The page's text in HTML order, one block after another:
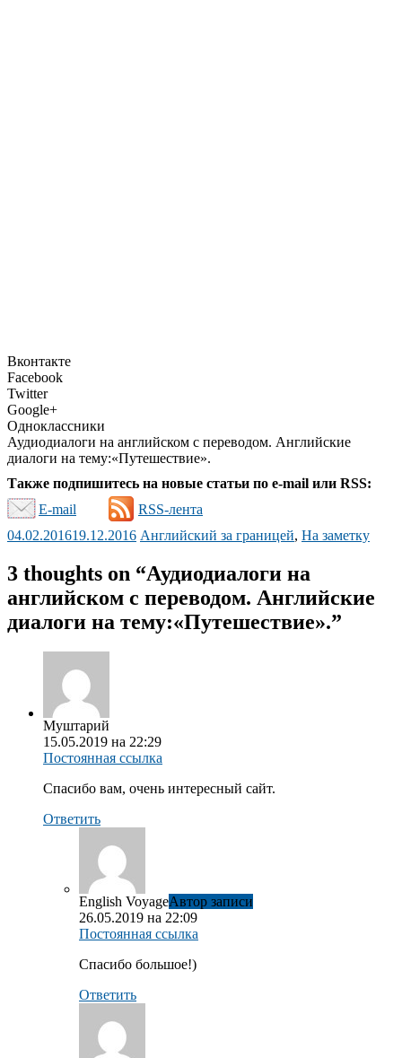
Вконтакте
Facebook
Twitter
Google+
Одноклассники
Аудиодиалоги на английском с переводом. Английские
диалоги на тему:«Путешествие».
Также подпишитесь на новые статьи по e-mail или RSS:
E-mail
RSS-лента
04.02.201619.12.2016 Английский за границей, На заметку
3 thoughts on “Аудиодиалоги на
английском с переводом. Английские
диалоги на тему:«Путешествие».”
Муштарий
15.05.2019 на 22:29
Постоянная ссылка
Спасибо вам, очень интересный сайт.
Ответить
English VoyageАвтор записи
26.05.2019 на 22:09
Постоянная ссылка
Спасибо большое!)
Ответить